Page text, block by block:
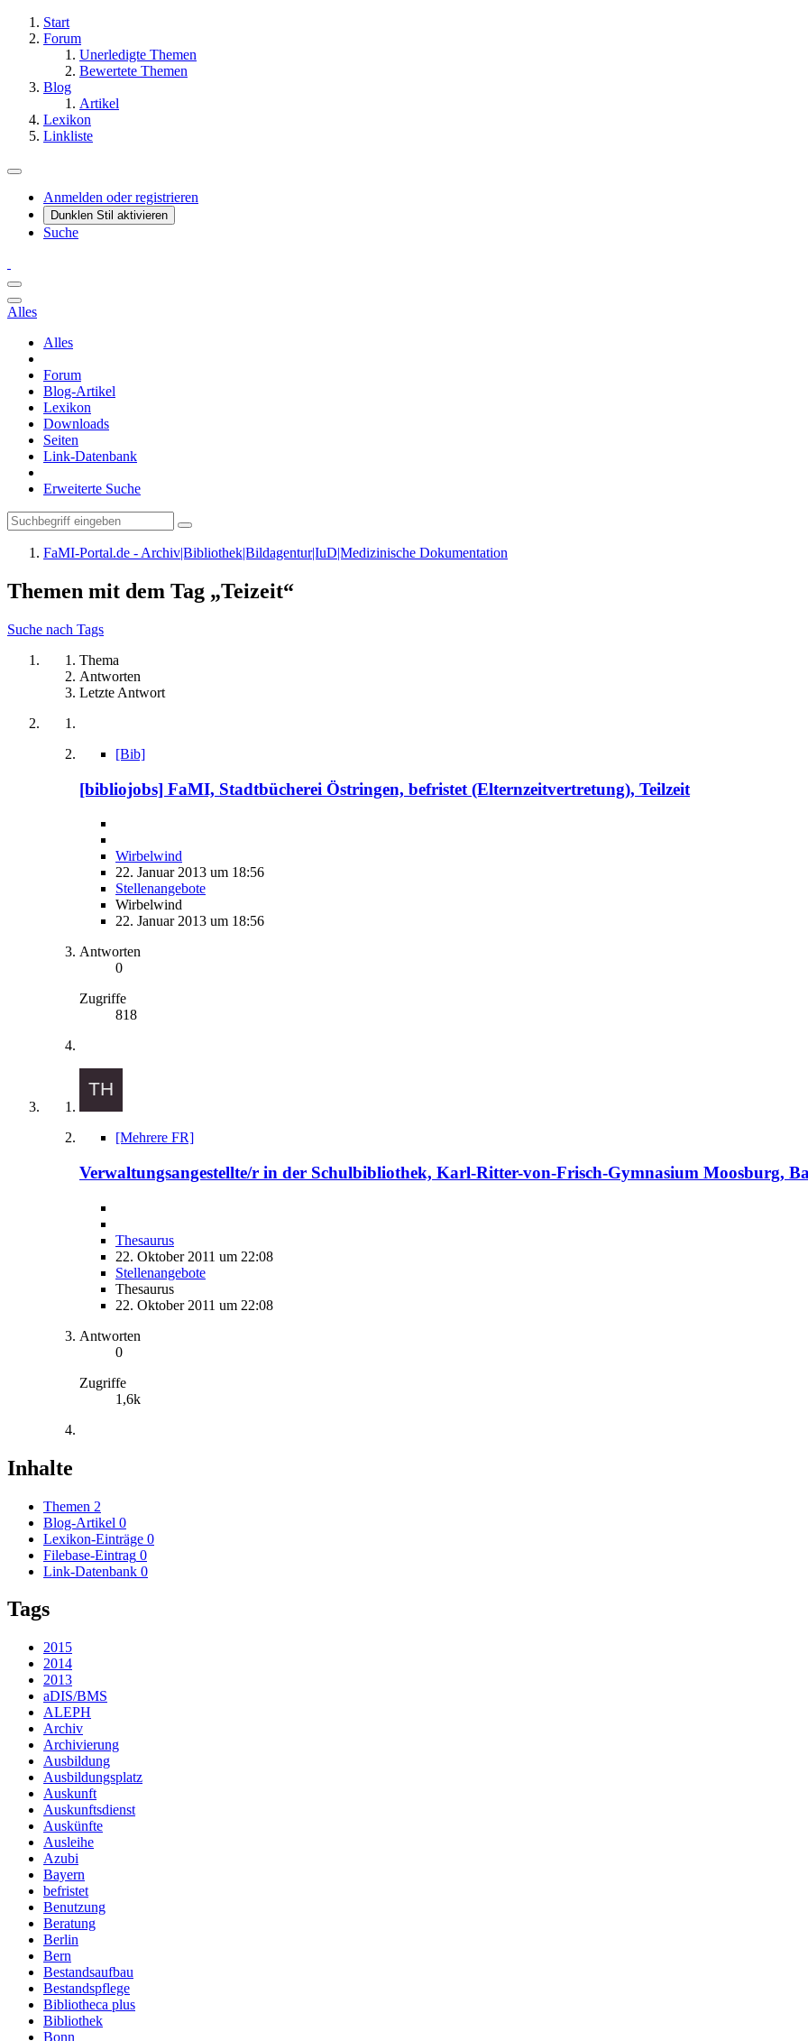
Start
Forum
Unerledigte Themen
Bewertete Themen
Blog
Artikel
Lexikon
Linkliste
Anmelden oder registrieren
Dunklen Stil aktivieren
Suche
Alles
Alles
Forum
Blog-Artikel
Lexikon
Downloads
Seiten
Link-Datenbank
Erweiterte Suche
FaMI-Portal.de - Archiv|Bibliothek|Bildagentur|IuD|Medizinische Dokumentation
Themen mit dem Tag „Teizeit“
Suche nach Tags
Thema
Antworten
Letzte Antwort
[Bib]
[bibliojobs] FaMI, Stadtbücherei Östringen, befristet (Elternzeitvertretung), Teilzeit
Wirbelwind
22. Januar 2013 um 18:56
Stellenangebote
Wirbelwind
22. Januar 2013 um 18:56
Antworten
0
Zugriffe
818
[Mehrere FR]
Verwaltungsangestellte/r in der Schulbibliothek, Karl-Ritter-von-Frisch-Gymnasium Moosburg,
Thesaurus
22. Oktober 2011 um 22:08
Stellenangebote
Thesaurus
22. Oktober 2011 um 22:08
Antworten
0
Zugriffe
1,6k
Inhalte
Themen 2
Blog-Artikel 0
Lexikon-Einträge 0
Filebase-Eintrag 0
Link-Datenbank 0
Tags
2015
2014
2013
aDIS/BMS
ALEPH
Archiv
Archivierung
Ausbildung
Ausbildungsplatz
Auskunft
Auskunftsdienst
Auskünfte
Ausleihe
Azubi
Bayern
befristet
Benutzung
Beratung
Berlin
Bern
Bestandsaufbau
Bestandspflege
Bibliotheca plus
Bibliothek
Bonn